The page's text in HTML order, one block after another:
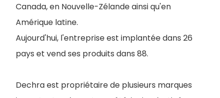
Canada, en Nouvelle-Zélande ainsi qu'en
Amérique latine.
Aujourd'hui, l'entreprise est implantée dans 26
pays et vend ses produits dans 88.
Dechra est propriétaire de plusieurs marques